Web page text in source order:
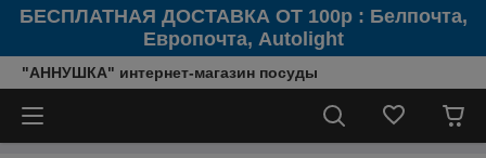
БЕСПЛАТНАЯ ДОСТАВКА ОТ 100р : Белпочта,
Европочта, Autolight
"АННУШКА" интернет-магазин посуды